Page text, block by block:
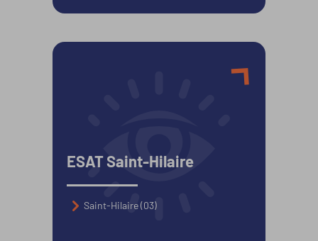
Prestations artisanales
Prestations en entreprise
Travail du bois
Travail du plastique
ESAT Saint-Hilaire
Saint-Hilaire (03)